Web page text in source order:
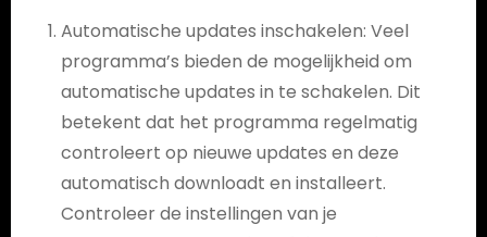
Automatische updates inschakelen: Veel
programma’s bieden de mogelijkheid om
automatische updates in te schakelen. Dit
betekent dat het programma regelmatig
controleert op nieuwe updates en deze
automatisch downloadt en installeert.
Controleer de instellingen van je